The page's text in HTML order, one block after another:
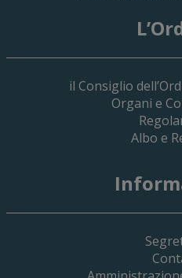
il Consiglio
Organi e
Albo e